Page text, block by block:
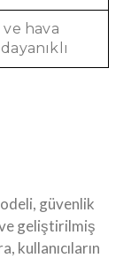
hava
güvenlik
geliştirilmiş
kullanıcıların